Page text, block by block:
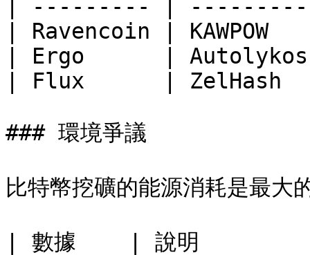
| --------- |
| Ravencoin |
| Ergo      |
| Flux      | ZelHash
### 環境爭議
比特幣挖礦的能源消耗是最大
| 數據    | 說明